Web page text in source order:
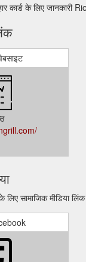
कार्ड के लिए जानकारी
सामाजिक मीडिया लिंक